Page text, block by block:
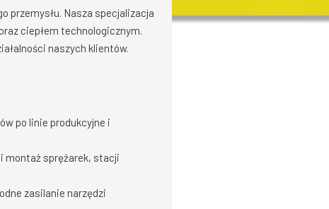
przemysłu. Nasza specjalizacja
ciepłem technologicznym.
naszych klientów.
po linie produkcyjne i
montaż sprężarek, stacji
zasilanie narzędzi